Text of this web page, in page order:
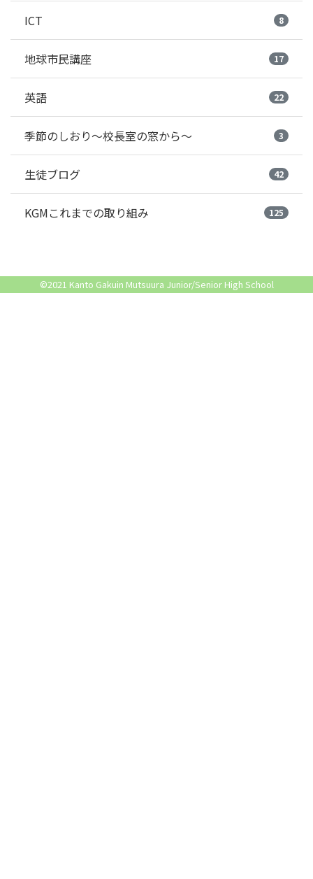
ICT 8
地球市民講座 17
英語 22
季節のしおり～校長室の窓から～ 3
生徒ブログ 42
KGMこれまでの取り組み 125
©2021 Kanto Gakuin Mutsuura Junior/Senior High School